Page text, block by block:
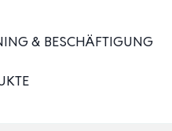
& BESCHÄFTIGUNG